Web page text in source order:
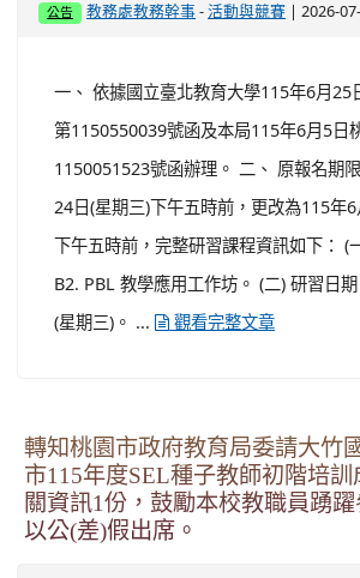
公告 教務處教務幹事 -活動與競賽 | 2026-
一、 依據國立臺北教育大學115年6月25
第1150550039號函及本局115年6月5日
1150051523號函辦理。 二、 原報名期
24日(星期三)下午五時前，更改為115年
下午五時前，完整研習課程資訊如下： (
B2. PBL 教學應用工作坊。 (二) 研習日
(星期三)。 ...
觀看完整文章
轉知桃園市政府教育局委請大竹
市115年度SEL種子教師初階培訓
關資訊1份，鼓勵本校教職員踴
以公(差)假出席。